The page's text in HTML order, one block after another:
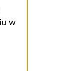
w